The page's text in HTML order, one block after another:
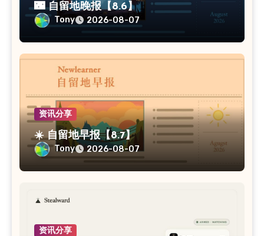
🌃 自留地晚报【8.6】
Tony 2026-08-07
资讯分享
☀️ 自留地早报【8.7】
Tony 2026-08-07
资讯分享